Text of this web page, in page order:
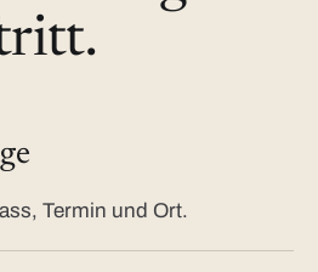
Termin und Ort.